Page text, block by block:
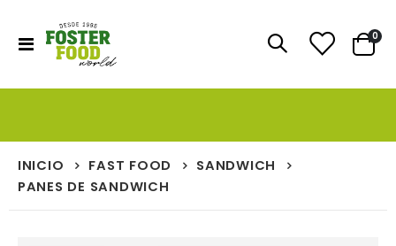
Toggle
Cart
0
INICIO FAST FOOD
SANDWICH
PANES DE SANDWICH